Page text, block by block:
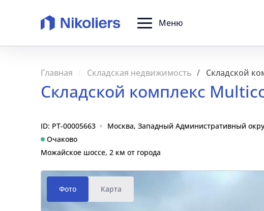
Меню
Главная Складская недвижимость Складской
Складской комплекс
ID: PT-00005663
Москва, Западный Административный
Очаково
Можайское шоссе, 2 км от города
Фото Карта